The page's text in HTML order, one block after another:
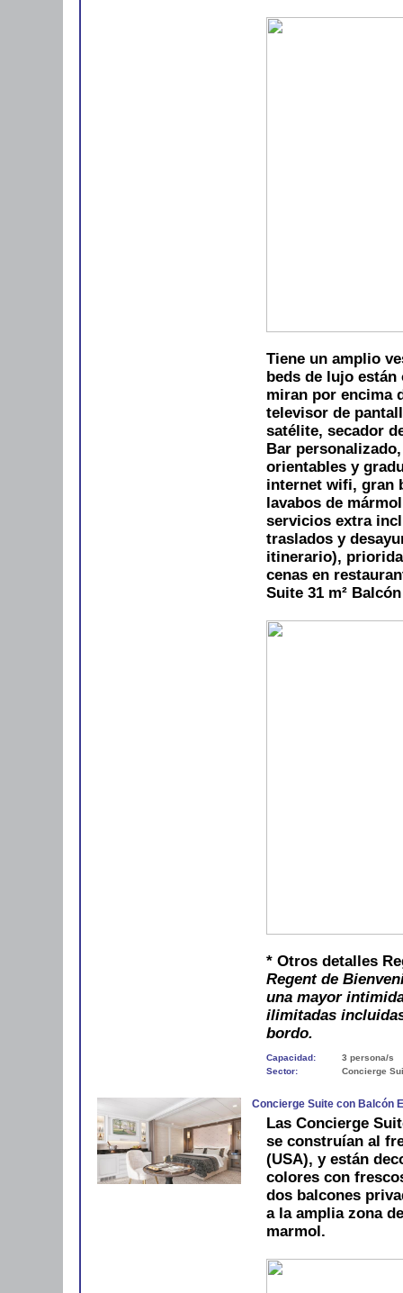
Tiene un amplio
beds de lujo
miran por encima
televisor de
satélite, secador
Bar
orientables y
internet wifi, gran
lavabos de
servicios extra
traslados y
itinerario),
cenas en
Suite 31 m² Balcón
* Otros detalles
Regent de
una mayor
ilimitadas
bordo.
Capacidad:
3 persona/s
Sector:
Concierge
Concierge Suite con Balcón E
Las Concierge
se construían al
(USA), y están
colores con
dos balcones
a la amplia zona
marmol.